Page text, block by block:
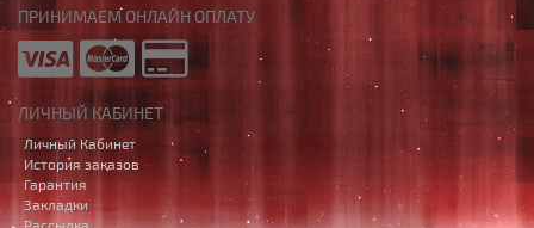
ПРИНИМАЕМ ОНЛАЙН ОПЛАТУ
ЛИЧНЫЙ КАБИНЕТ
Личный Кабинет
История заказов
Гарантия
Закладки
Рассылка